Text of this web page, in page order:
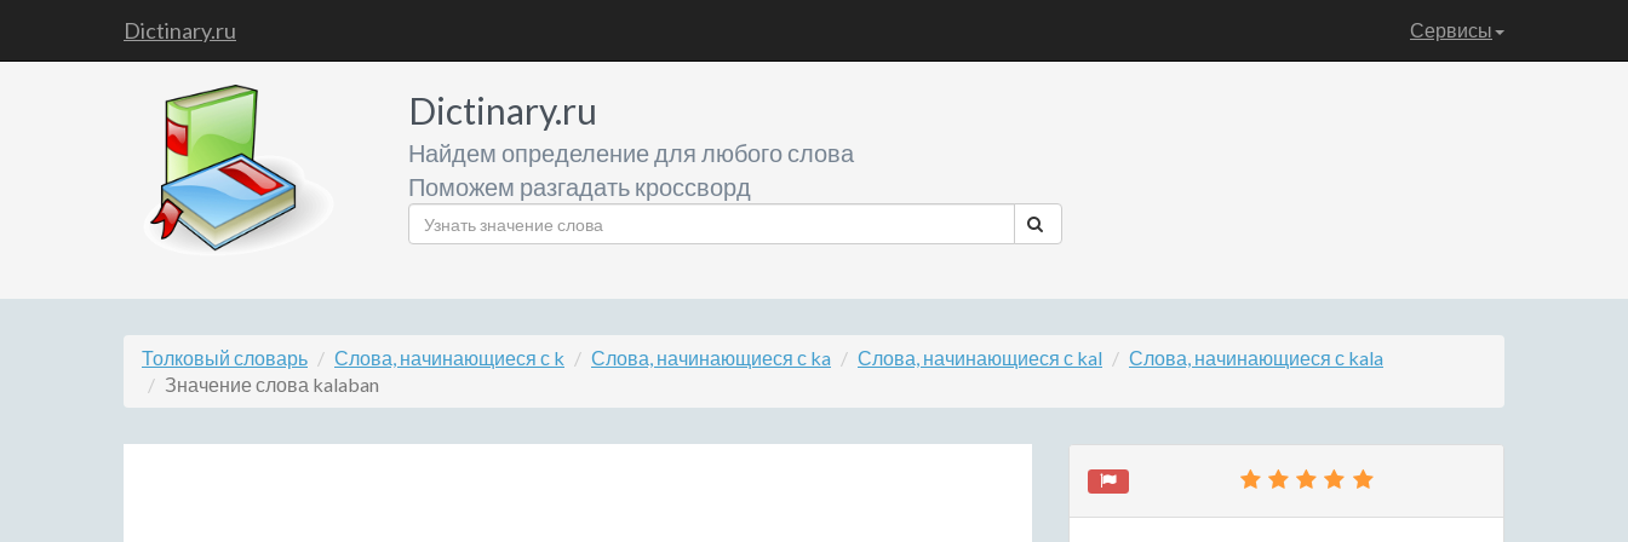
Dictinary.ru Сервисы
Dictinary.ru
Найдем определение для любого слова
Поможем разгадать кроссворд
Толковый словарь Слова, начинающиеся с k Слова, начинающиеся с ka Слова, начинающиеся с kal
Слова, начинающиеся с kala
Значение слова kalaban